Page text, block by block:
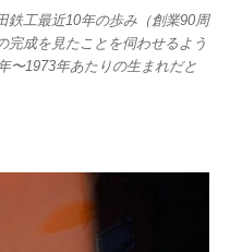
工最近10年の歩み（創業90周
完成を見たことを伺わせるよう
〜1973年あたりの生まれだと